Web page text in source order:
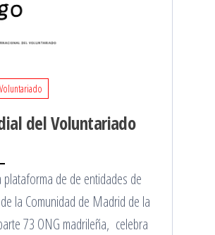
Voluntariado
del Voluntariado
plataforma de de entidades de
la Comunidad de Madrid de la
73 ONG madrileña, celebra